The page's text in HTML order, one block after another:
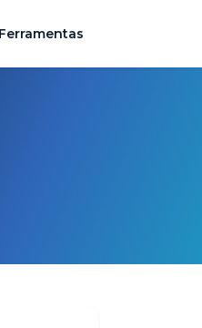
Ferramentas